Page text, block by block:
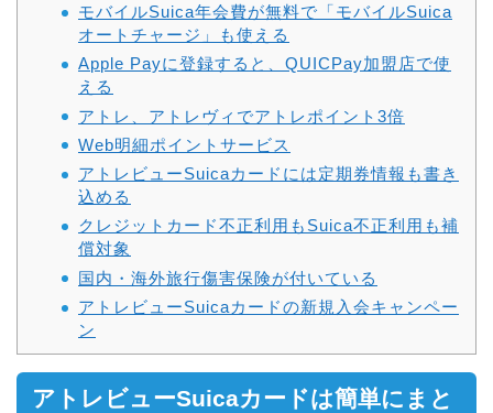
モバイルSuica年会費が無料で「モバイルSuica
オートチャージ」も使える
Apple Payに登録すると、QUICPay加盟店で使
える
アトレ、アトレヴィでアトレポイント3倍
Web明細ポイントサービス
アトレビューSuicaカードには定期券情報も書き
込める
クレジットカード不正利用もSuica不正利用も補
償対象
国内・海外旅行傷害保険が付いている
アトレビューSuicaカードの新規入会キャンペー
ン
アトレビューSuicaカードは簡単にまと